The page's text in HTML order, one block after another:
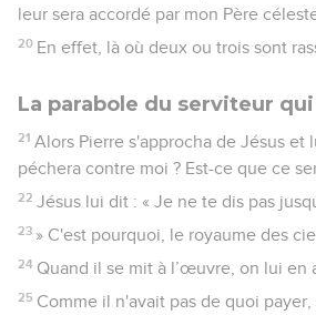
leur sera accordé par mon Père
20 En effet, là où deux ou trois sont
La parabole du serviteur
21 Alors Pierre s'approcha de Jésus
péchera contre moi ? Est-ce que ce
22 Jésus lui dit : « Je ne te dis pas
23 » C'est pourquoi, le royaume des
24 Quand il se mit à l’œuvre, on lui en
25 Comme il n'avait pas de quoi